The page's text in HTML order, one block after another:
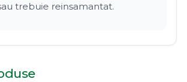
trebuie reinsamantat.